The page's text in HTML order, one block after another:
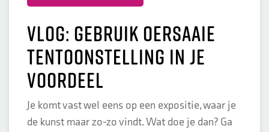
Vlog: Gebruik oersaaie
tentoonstelling in je
voordeel
Je komt vast wel eens op een expositie, waar je
de kunst maar zo-zo vindt. Wat doe je dan? Ga